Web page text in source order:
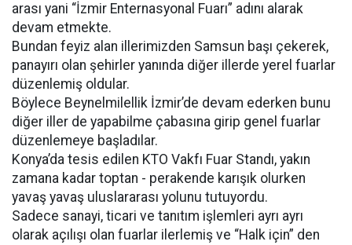
arası yani “İzmir Enternasyonal Fuarı” adını alarak
devam etmekte.
Bundan feyiz alan illerimizden Samsun başı çekerek,
panayırı olan şehirler yanında diğer illerde yerel fuarlar
düzenlemiş oldular.
Böylece Beynelmilellik İzmir’de devam ederken bunu
diğer iller de yapabilme çabasına girip genel fuarlar
düzenlemeye başladılar.
Konya’da tesis edilen KTO Vakfı Fuar Standı, yakın
zamana kadar toptan - perakende karışık olurken
yavaş yavaş uluslararası yolunu tutuyordu.
Sadece sanayi, ticari ve tanıtım işlemleri ayrı ayrı
olarak açılışı olan fuarlar ilerlemiş ve “Halk için” den